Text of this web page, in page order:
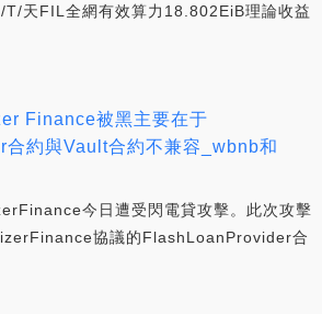
天FIL全網有效算力18.802EiB理論收益
Finance被黑主要在于
約與Vault合約不兼容_wbnb和
今日遭受閃電貸攻擊。此次攻擊
協議的FlashLoanProvider合